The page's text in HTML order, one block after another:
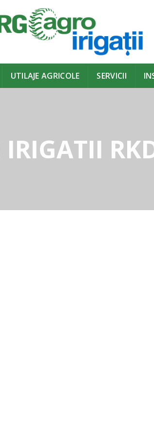
UTILAJE AGRICOLE SERVICII
IRIGATII